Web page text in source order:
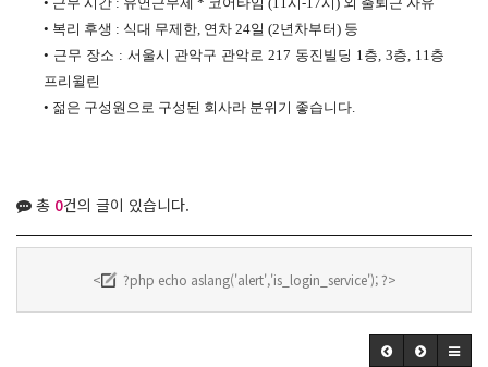
• 복리 후생 : 식대 무제한, 연차 24일 (2년차부터) 등
• 근무 장소 : 서울시 관악구 관악로 217 동진빌딩 1층, 3층, 11층
프리윌린
• 젊은 구성원으로 구성된 회사라 분위기 좋습니다.
총 0건의 글이 있습니다.
< ?php echo aslang('alert','is_login_service'); ?>